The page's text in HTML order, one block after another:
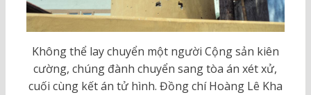
Không thể lay chuyển một người Cộng sản kiên
cường, chúng đành chuyển sang tòa án xét xử,
cuối cùng kết án tử hình. Đồng chí Hoàng Lê Kha